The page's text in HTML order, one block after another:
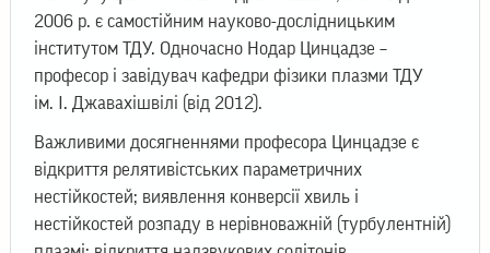
2006 р. є самостійним науково-дослідницьким
інститутом ТДУ. Одночасно Нодар Цинцадзе –
професор і завідувач кафедри фізики плазми ТДУ
ім. І. Джавахішвілі (від 2012).
Важливими досягненнями професора Цинцадзе є
відкриття релятивістських параметричних
нестійкостей; виявлення конверсії хвиль і
нестійкостей розпаду в нерівноважній (турбулентній)